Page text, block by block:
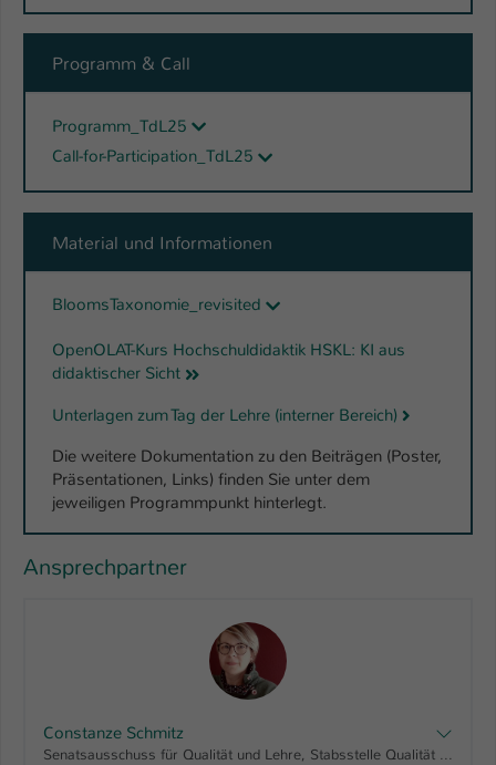
Programm & Call
Programm_TdL25
Call-for-Participation_TdL25
Material und Informationen
BloomsTaxonomie_revisited
OpenOLAT-Kurs Hochschuldidaktik HSKL: KI aus
didaktischer Sicht
Unterlagen zum Tag der Lehre (interner Bereich)
Die weitere Dokumentation zu den Beiträgen (Poster,
Präsentationen, Links) finden Sie unter dem
jeweiligen Programmpunkt hinterlegt.
Ansprechpartner
Constanze Schmitz
Senatsausschuss für Qualität und Lehre, Stabsstelle Qualität in Studium und Lehre